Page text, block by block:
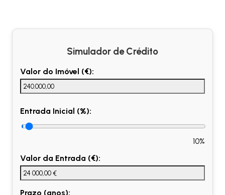
Simulador de Crédito
Valor do Imóvel (€):
Entrada Inicial (%):
10%
Valor da Entrada (€):
Prazo (anos):